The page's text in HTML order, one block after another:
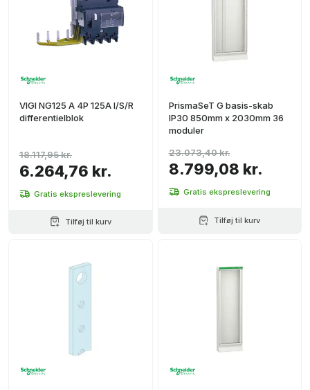
VIGI NG125 A 4P 125A I/S/R
differentielblok
6.264,76 kr.
18.117,95 kr.
Gratis ekspreslevering
Tilføj til kurv
PrismaSeT G basis-skab
IP30 850mm x 2030mm 36
moduler
8.799,08 kr.
23.073,40 kr.
Gratis ekspreslevering
Tilføj til kurv